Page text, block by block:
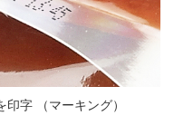
字 （マーキング）